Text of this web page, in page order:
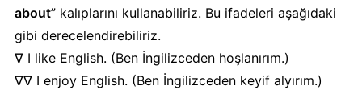
about” kalıplarını kullanabiliriz. Bu ifadeleri aşağıdaki
gibi derecelendirebiliriz.
∇ I like English. (Ben İngilizceden hoşlanırım.)
∇∇ I enjoy English. (Ben İngilizceden keyif alyırım.)